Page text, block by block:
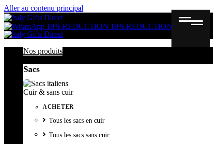
Aller au contenu principal
10% REDUCTION 10% REDUCTION
Nos produits
Sacs
Cuir & sans cuir
ACHETER
Tous les sacs en cuir
Tous les sacs sans cuir